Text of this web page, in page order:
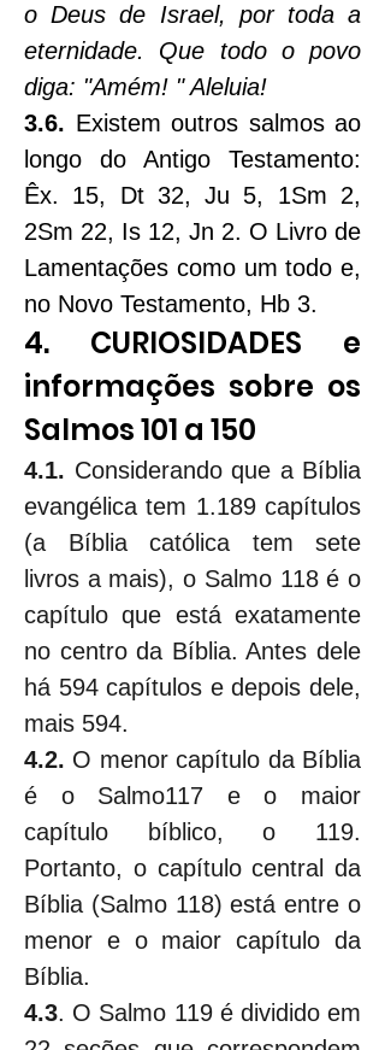
o Deus de Israel, por toda a
eternidade. Que todo o povo
diga: "Amém! " Aleluia!
3.6. Existem outros salmos ao
longo do Antigo Testamento:
Êx. 15, Dt 32, Ju 5, 1Sm 2,
2Sm 22, Is 12, Jn 2. O Livro de
Lamentações como um todo e,
no Novo Testamento, Hb 3.
4. CURIOSIDADES e
informações sobre os
Salmos 101 a 150
4.1. Considerando que a Bíblia
evangélica tem 1.189 capítulos
(a Bíblia católica tem sete
livros a mais), o Salmo 118 é o
capítulo que está exatamente
no centro da Bíblia. Antes dele
há 594 capítulos e depois dele,
mais 594.
4.2. O menor capítulo da Bíblia
é o Salmo117 e o maior
capítulo bíblico, o 119.
Portanto, o capítulo central da
Bíblia (Salmo 118) está entre o
menor e o maior capítulo da
Bíblia.
4.3. O Salmo 119 é dividido em